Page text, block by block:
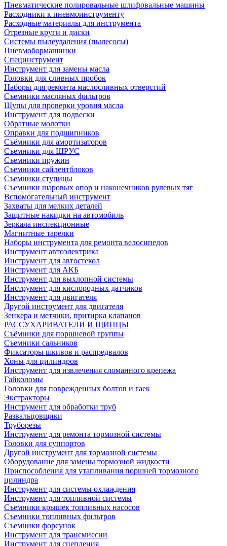
Пневматические полировальные шлифовальные машины
Расходники к пневмоинструменту
Расходные материалы для инструмента
Отрезные круги и диски
Системы пылеудаления (пылесосы)
Пневмобормашинки
Специнструмент
Инструмент для замены масла
Головки для сливных пробок
Наборы для ремонта маслосливных отверстий
Съемники масляных фильтров
Щупы для проверки уровня масла
Инструмент для подвески
Обратные молотки
Оправки для подшипников
Съёмники для амортизаторов
Съемники для ШРУС
Съемники пружин
Съемники сайлентблоков
Съемники ступицы
Съемники шаровых опор и наконечников рулевых тяг
Вспомогательный инструмент
Захваты для мелких деталей
Защитные накидки на автомобиль
Зеркала инспекционные
Магнитные тарелки
Наборы инструмента для ремонта велосипедов
Инструмент автоэлектрика
Инструмент для автостекол
Инструмент для АКБ
Инструмент для выхлопной системы
Инструмент для кислородных датчиков
Инструмент для двигателя
Другой инструмент для двигателя
Зенкера и метчики, притирка клапанов
РАССУХАРИВАТЕЛИ И ЩИПЦЫ
Съёмники для поршневой группы
Съемники сальников
Фиксаторы шкивов и распредвалов
Хоны для цилиндров
Инструмент для извлечения сломанного крепежа
Гайколомы
Головки для поврежденных болтов и гаек
Экстракторы
Инструмент для обработки труб
Развальцовщики
Труборезы
Инструмент для ремонта тормозной системы
Головки для суппортов
Другой инструмент для тормозной системы
Оборудование для замены тормозной жидкости
Приспособления для утапливания поршней тормозного
цилиндра
Инструмент для системы охлаждения
Инструмент для топливной системы
Съемники крышек топливных насосов
Съемники топливных фильтров
Съемники форсунок
Инструмент для трансмиссии
Инструмент для сцепления